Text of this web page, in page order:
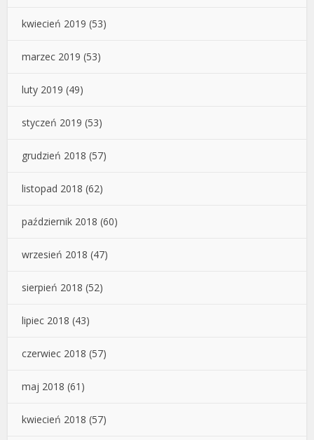
kwiecień 2019 (53)
marzec 2019 (53)
luty 2019 (49)
styczeń 2019 (53)
grudzień 2018 (57)
listopad 2018 (62)
październik 2018 (60)
wrzesień 2018 (47)
sierpień 2018 (52)
lipiec 2018 (43)
czerwiec 2018 (57)
maj 2018 (61)
kwiecień 2018 (57)